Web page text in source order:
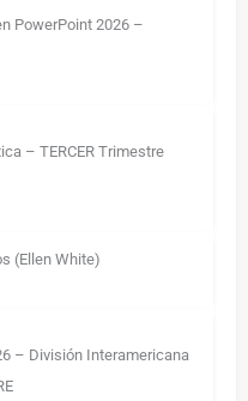
PowerPoint 2026 –
– TERCER Trimestre
(Ellen White)
– División Interamericana